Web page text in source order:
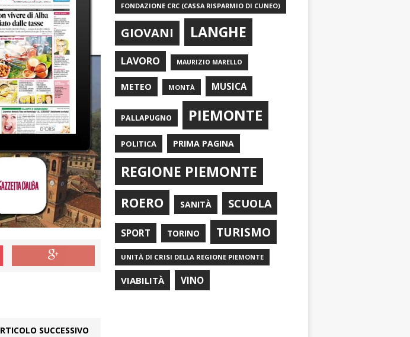
SUCCESSIVO
FONDAZIONE CRC (CASSA RISPARMIO DI CUNEO)
GIOVANI LANGHE
LAVORO MAURIZIO MARELLO
METEO MONTÀ MUSICA
PALLAPUGNO PIEMONTE
POLITICA PRIMA PAGINA
REGIONE PIEMONTE
ROERO SANITÀ SCUOLA
SPORT TORINO TURISMO
UNITÀ DI CRISI DELLA REGIONE PIEMONTE
VIABILITÀ VINO